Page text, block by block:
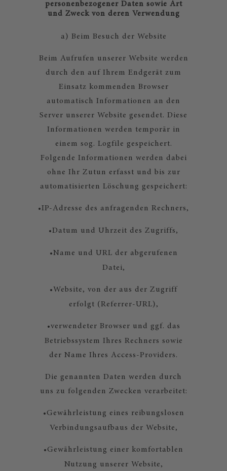
personenbezogener Daten sowie Art
und Zweck von deren Verwendung
a) Beim Besuch der Website
Beim Aufrufen unserer Website werden
durch den auf Ihrem Endgerät zum
Einsatz kommenden Browser
automatisch Informationen an den
Server unserer Website gesendet. Diese
Informationen werden temporär in
einem sog. Logfile gespeichert.
Folgende Informationen werden dabei
ohne Ihr Zutun erfasst und bis zur
automatisierten Löschung gespeichert:
•IP-Adresse des anfragenden Rechners,
•Datum und Uhrzeit des Zugriffs,
•Name und URL der abgerufenen
Datei,
•Website, von der aus der Zugriff
erfolgt (Referrer-URL),
•verwendeter Browser und ggf. das
Betriebssystem Ihres Rechners sowie
der Name Ihres Access-Providers.
Die genannten Daten werden durch
uns zu folgenden Zwecken verarbeitet:
•Gewährleistung eines reibungslosen
Verbindungsaufbaus der Website,
•Gewährleistung einer komfortablen
Nutzung unserer Website,